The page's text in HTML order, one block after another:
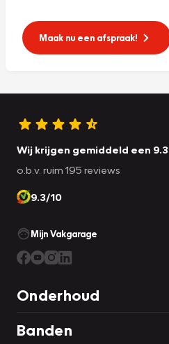
Maak nu een afspraak!
Wij krijgen gemiddeld een 9.3
o.b.v. ruim 195 reviews
9.3/10
Mijn Vakgarage
Onderhoud
Banden